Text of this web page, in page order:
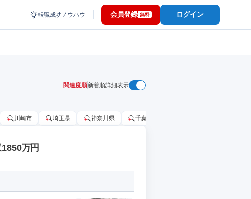
転職成功ノウハウ 会員登録 無料 ログイン
関連度順新着順詳細表示
川崎市 埼玉県 神奈川県 千葉市
万円